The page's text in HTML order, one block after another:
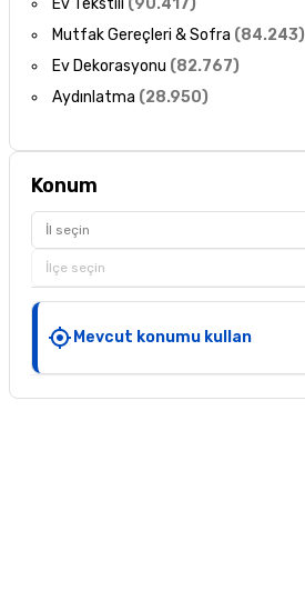
Ev Tekstili (90.417)
Mutfak Gereçleri & Sofra (84.243)
Ev Dekorasyonu (82.767)
Aydınlatma (28.950)
Konum
İl seçin
İlçe seçin
Mevcut konumu kullan